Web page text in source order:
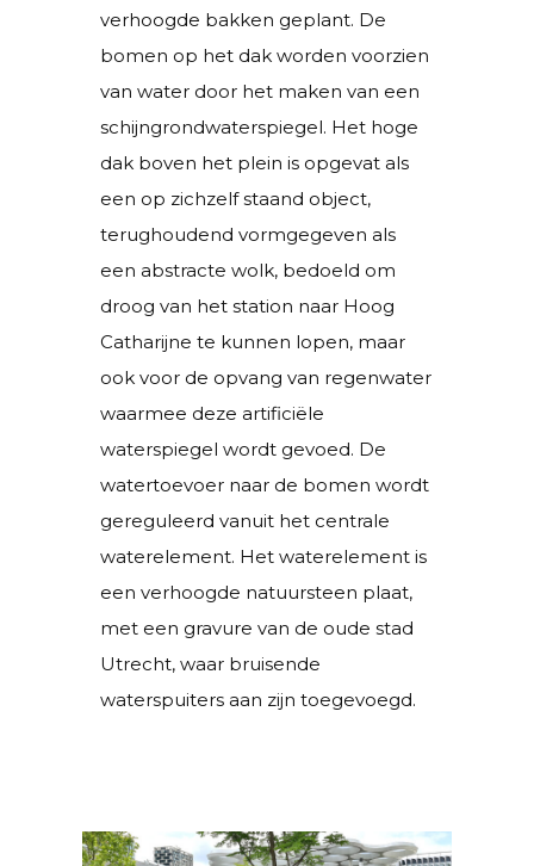
verhoogde bakken geplant. De
bomen op het dak worden voorzien
van water door het maken van een
schijngrondwaterspiegel. Het hoge
dak boven het plein is opgevat als
een op zichzelf staand object,
terughoudend vormgegeven als
een abstracte wolk, bedoeld om
droog van het station naar Hoog
Catharijne te kunnen lopen, maar
ook voor de opvang van regenwater
waarmee deze artificiële
waterspiegel wordt gevoed. De
watertoevoer naar de bomen wordt
gereguleerd vanuit het centrale
waterelement. Het waterelement is
een verhoogde natuursteen plaat,
met een gravure van de oude stad
Utrecht, waar bruisende
waterspuiters aan zijn toegevoegd.